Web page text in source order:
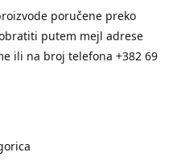
poručene preko
putem mejl adrese
ili na broj telefona +382 69